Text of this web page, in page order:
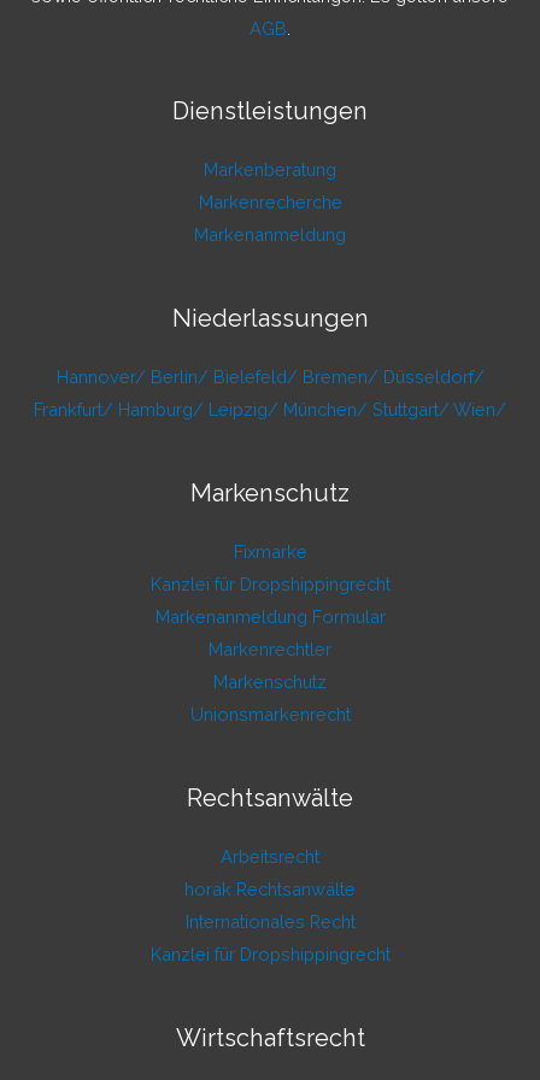
AGB
Dienstleistungen
Markenberatung
Markenrecherche
Markenanmeldung
Niederlassungen
Hannover/ Berlin/ Bielefeld/ Bremen/ Düsseldorf/
Frankfurt/ Hamburg/ Leipzig/ München/ Stuttgart/ Wien/
Markenschutz
Fixmarke
Kanzlei für Dropshippingrecht
Markenanmeldung Formular
Markenrechtler
Markenschutz
Unionsmarkenrecht
Rechtsanwälte
Arbeitsrecht
horak Rechtsanwälte
Internationales Recht
Kanzlei für Dropshippingrecht
Wirtschaftsrecht